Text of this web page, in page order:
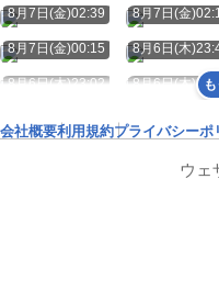
8月7日(金)02:39 8月7日(金
8月7日(金)00:15 8月6日(木
8月6日(木)23:02 8月6日(木
会社概要利用規約プライバシーポ
ウェ